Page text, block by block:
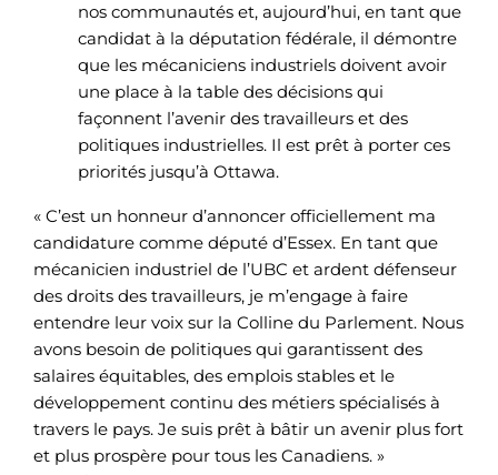
nos communautés et, aujourd’hui, en tant que
candidat à la députation fédérale, il démontre
que les mécaniciens industriels doivent avoir
une place à la table des décisions qui
façonnent l’avenir des travailleurs et des
politiques industrielles. Il est prêt à porter ces
priorités jusqu’à Ottawa.
« C’est un honneur d’annoncer officiellement ma
candidature comme député d’Essex. En tant que
mécanicien industriel de l’UBC et ardent défenseur
des droits des travailleurs, je m’engage à faire
entendre leur voix sur la Colline du Parlement. Nous
avons besoin de politiques qui garantissent des
salaires équitables, des emplois stables et le
développement continu des métiers spécialisés à
travers le pays. Je suis prêt à bâtir un avenir plus fort
et plus prospère pour tous les Canadiens. »